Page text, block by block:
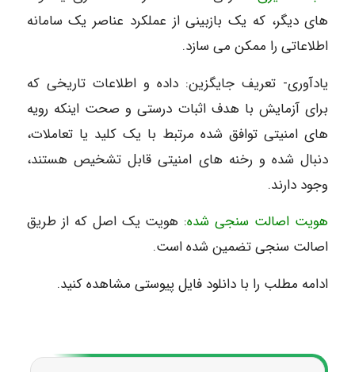
های دیگر، که یک بازبینی از عملکرد عناصر یک سامانه
اطلاعاتی را ممکن می سازد.
یادآوری- تعریف جایگزین: داده و اطلاعات تاریخی که
برای آزمایش با هدف اثبات درستی و صحت اینکه رویه
های امنیتی توافق شده مرتبط با یک کلید یا تعاملات،
دنبال شده و رخنه های امنیتی قابل تشخیص هستند،
وجود دارند.
هویت اصالت سنجی شده: هویت یک اصل که از طریق
اصالت سنجی تضمین شده است.
ادامه مطلب را با دانلود فایل پیوستی مشاهده کنید.